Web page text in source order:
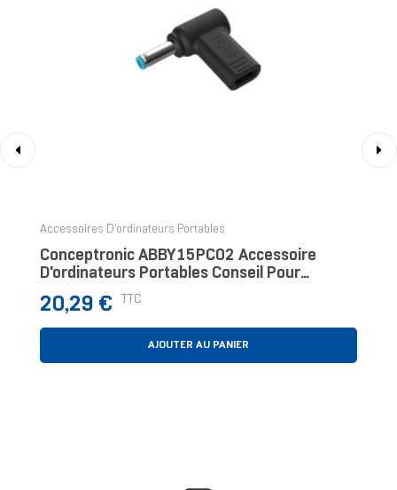
Accessoires D'ordinateurs Portables
Conceptronic ABBY15PC02 Accessoire
D'ordinateurs Portables Conseil Pour
L'alimentation De Laptop
Prix
20,29 € TTC
AJOUTER AU PANIER